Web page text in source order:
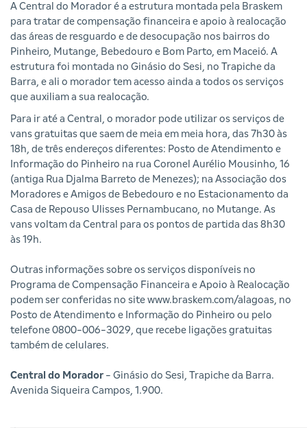
A Central do Morador é a estrutura montada pela Braskem
para tratar de compensação financeira e apoio à realocação
das áreas de resguardo e de desocupação nos bairros do
Pinheiro, Mutange, Bebedouro e Bom Parto, em Maceió. A
estrutura foi montada no Ginásio do Sesi, no Trapiche da
Barra, e ali o morador tem acesso ainda a todos os serviços
que auxiliam a sua realocação.
Para ir até a Central, o morador pode utilizar os serviços de
vans gratuitas que saem de meia em meia hora, das 7h30 às
18h, de três endereços diferentes: Posto de Atendimento e
Informação do Pinheiro na rua Coronel Aurélio Mousinho, 16
(antiga Rua Djalma Barreto de Menezes); na Associação dos
Moradores e Amigos de Bebedouro e no Estacionamento da
Casa de Repouso Ulisses Pernambucano, no Mutange. As
vans voltam da Central para os pontos de partida das 8h30
às 19h.
Outras informações sobre os serviços disponíveis no
Programa de Compensação Financeira e Apoio à Realocação
podem ser conferidas no site www.braskem.com/alagoas, no
Posto de Atendimento e Informação do Pinheiro ou pelo
telefone 0800-006-3029, que recebe ligações gratuitas
também de celulares.
Central do Morador - Ginásio do Sesi, Trapiche da Barra.
Avenida Siqueira Campos, 1.900.